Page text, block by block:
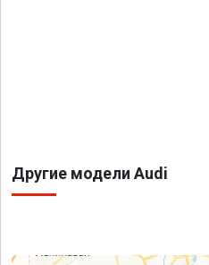
Другие модели Audi